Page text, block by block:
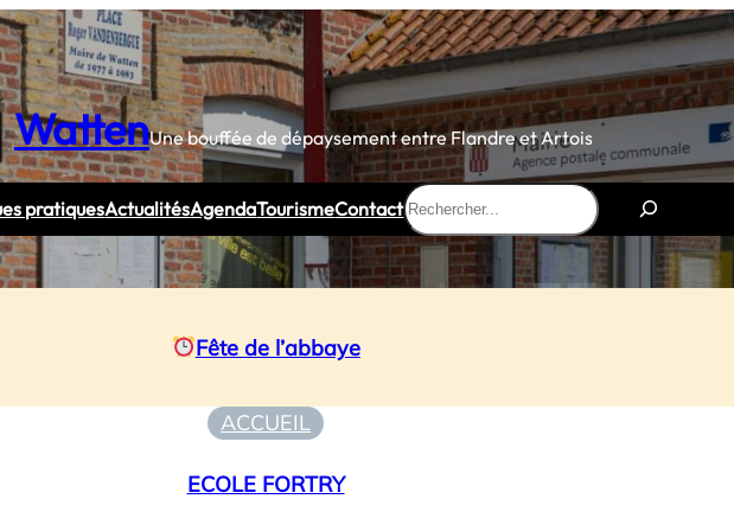
WattenUne bouffée de dépaysement entre Flandre et Artois
pratiquesActualitésAgendaTourismeContact
Rechercher
Fête de l’abbaye
ACCUEIL
ECOLE FORTRY